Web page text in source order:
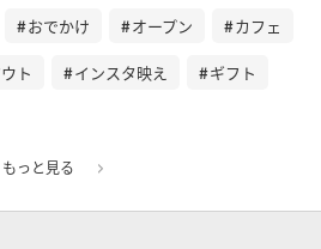
おでかけ オープン カフェ
ト インスタ映え ギフト
もっと見る